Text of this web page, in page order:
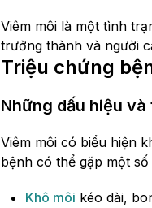
Viêm môi là một tình
trưởng thành và người
Triệu chứng
Những dấu hiệu
Viêm môi có biểu hiện
bệnh có thể gặp một
Khô môi kéo dài,